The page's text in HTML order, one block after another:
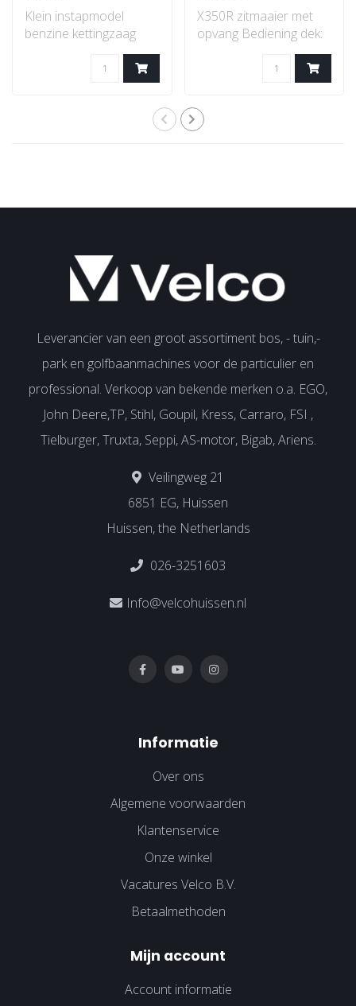
Klein instapmodel
benzine kettingzaag
met STIHL 2-MIX-
X350R zitmaaier met
opvang Bediening dek:
Leverancier van een groot assortiment bos, - tuin,-
park en golfbaanmachines voor de particulier en
professional. Verkoop van bekende merken o.a. EGO,
John Deere,TP, Stihl, Goupil, Kress, Carraro, FSI ,
Tielburger, Truxta, Seppi, AS-motor, Bigab, Ariens.
Veilingweg 21
6851 EG, Huissen
Huissen, the Netherlands
026-3251603
Info@velcohuissen.nl
Informatie
Over ons
Algemene voorwaarden
Klantenservice
Onze winkel
Vacatures Velco B.V.
Betaalmethoden
Mijn account
Account informatie